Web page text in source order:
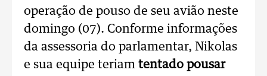
operação de pouso de seu avião neste
domingo (07). Conforme informações
da assessoria do parlamentar, Nikolas
e sua equipe teriam tentado pousar